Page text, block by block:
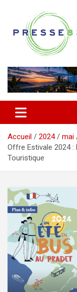
contenu
Presse 83
Accueil 2024 mai
Offre Estivale 2024
Touristique